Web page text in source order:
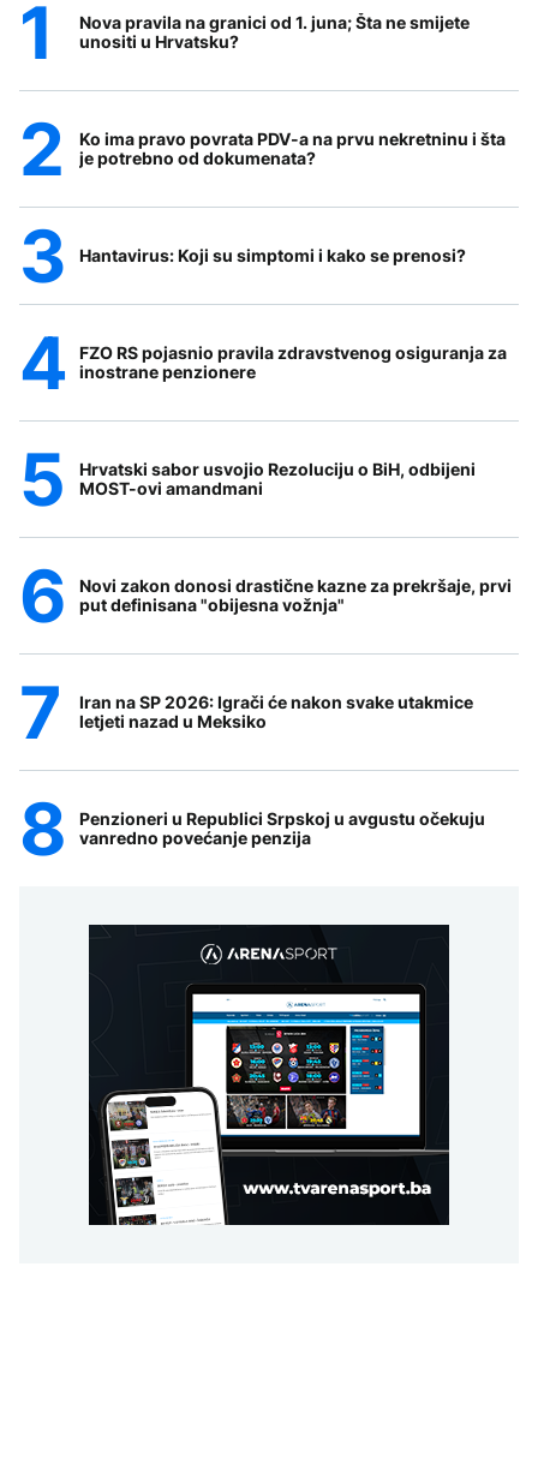
Nova pravila na granici od 1. juna; Šta ne smijete
unositi u Hrvatsku?
Ko ima pravo povrata PDV-a na prvu nekretninu i šta
je potrebno od dokumenata?
Hantavirus: Koji su simptomi i kako se prenosi?
FZO RS pojasnio pravila zdravstvenog osiguranja za
inostrane penzionere
Hrvatski sabor usvojio Rezoluciju o BiH, odbijeni
MOST-ovi amandmani
Novi zakon donosi drastične kazne za prekršaje, prvi
put definisana "obijesna vožnja"
Iran na SP 2026: Igrači će nakon svake utakmice
letjeti nazad u Meksiko
Penzioneri u Republici Srpskoj u avgustu očekuju
vanredno povećanje penzija